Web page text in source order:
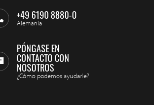
+49 6190 8880-0
Alemania
PÓNGASE EN
CONTACTO CON
NOSOTROS
¿Cómo podemos ayudarle?